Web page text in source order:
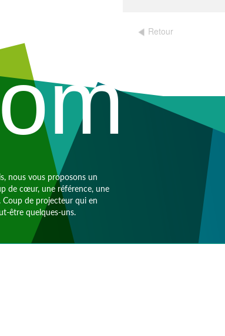
Retour
nous vous proposons un
de cœur, une référence, une
Coup de projecteur qui en
être quelques-uns.